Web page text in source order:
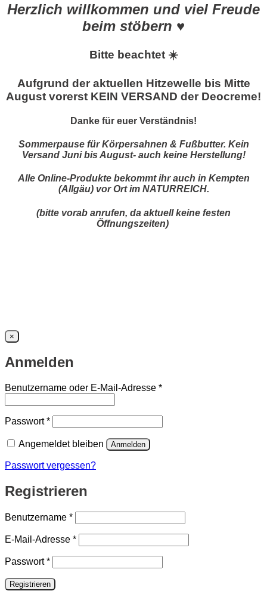
Herzlich willkommen und viel Freude
beim stöbern ♥
Bitte beachtet ☀️
Aufgrund der aktuellen Hitzewelle bis Mitte
August vorerst KEIN VERSAND der Deocreme!
Danke für euer Verständnis!
Sommerpause für Körpersahnen & Fußbutter. Kein
Versand Juni bis August- auch keine Herstellung!
Alle Online-Produkte bekommt ihr auch in Kempten
(Allgäu) vor Ort im NATURREICH.
(bitte vorab anrufen, da aktuell keine festen
Öffnungszeiten)
×
Anmelden
Benutzername oder E-Mail-Adresse *Erforderlich
Passwort*Erforderlich
Angemeldet bleiben Anmelden
Passwort vergessen?
Registrieren
Benutzername *Erforderlich
E-Mail-Adresse *Erforderlich
Passwort*Erforderlich
Registrieren